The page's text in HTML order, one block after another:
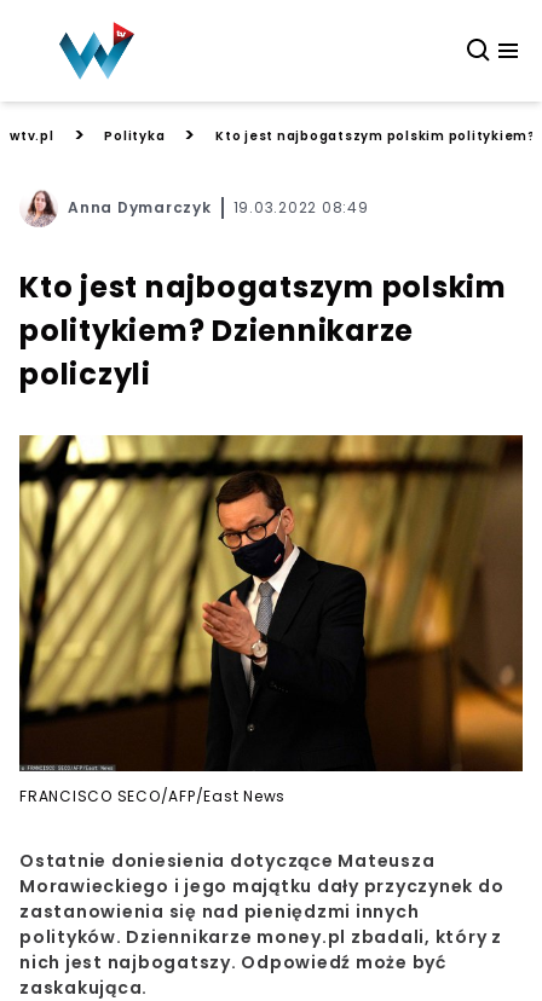
wtv.pl > Polityka > Kto jest najbogatszym polskim politykiem?
Anna Dymarczyk 19.03.2022 08:49
Kto jest najbogatszym polskim
politykiem? Dziennikarze
policzyli
FRANCISCO SECO/AFP/East News
Ostatnie doniesienia dotyczące Mateusza
Morawieckiego i jego majątku dały przyczynek do
zastanowienia się nad pieniędzmi innych
polityków. Dziennikarze money.pl zbadali, który z
nich jest najbogatszy. Odpowiedź może być
zaskakująca.